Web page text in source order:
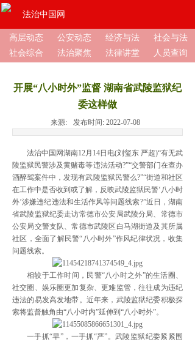
法治中国网
高层动态 公安动态 经济与法
社会与法
社会综合
法治聚焦 法律讲堂 人员查询
开展“八小时外”监督 湖南省武陵监狱纪
委这样做
来源: 发布时间: 2022-07-08
法治中国网湖南12月14日电(刘玺东 严超)“有无武
陵监狱民警涉及黄赌毒等违法活动?”“交警部门在查办
酒醉驾案件中，发现有武陵监狱民警么?”“街道和社区
在工作中是否收到或了解，反映武陵监狱民警‘八小时
外’涉嫌违纪违法和生活作风等问题线索?”近日，湖南
省武陵监狱纪委走访常德市公安局武陵分局、常德市
公安局交警支队、常德市武陵区白马湖街道及其所属
社区，全面了解民警“八小时外”作风纪律状况，收集
问题线索。
相较于工作时间，民警“八小时之外”的生活圈、
社交圈、娱乐圈更加复杂、更难监管，往往成为违纪
违法的易发高发地带。近年来，武陵监狱纪委积极探
索将监督触角由“八小时内”延伸到“八小时外”。
一手抓“早”，一手抓“严”。武陵监狱纪委紧紧围